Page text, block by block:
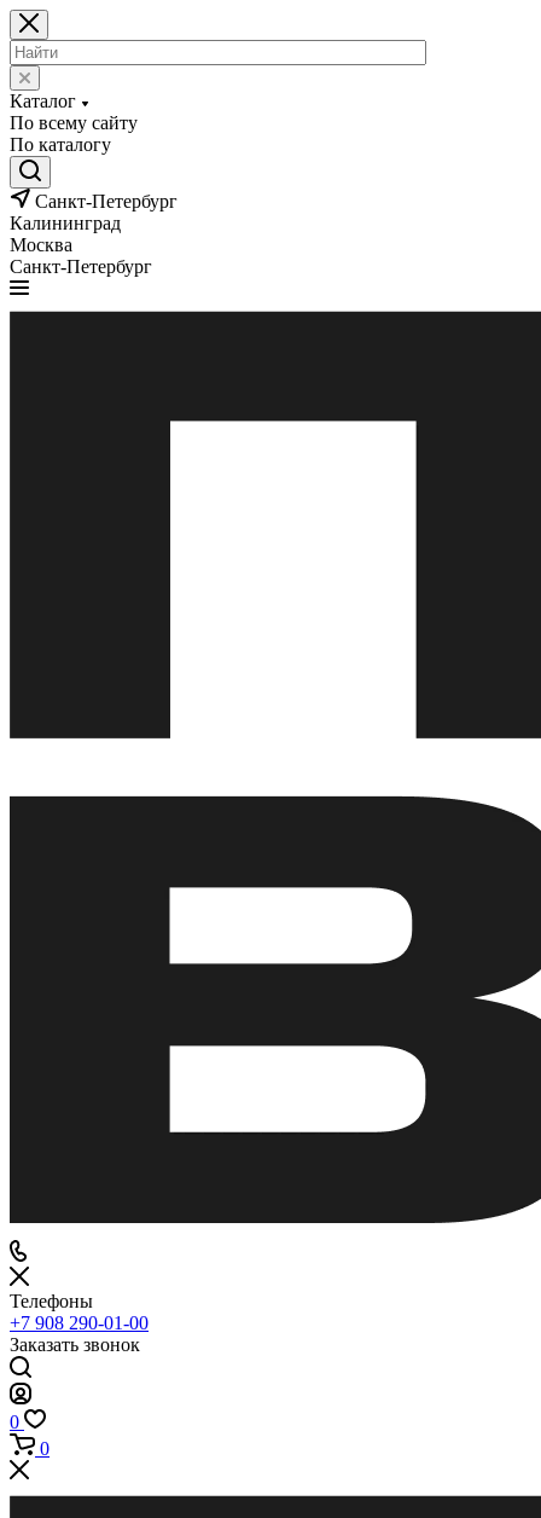
Каталог
По всему сайту
По каталогу
Санкт-Петербург
Калининград
Москва
Санкт-Петербург
Телефоны
+7 908 290-01-00
Заказать звонок
0
0